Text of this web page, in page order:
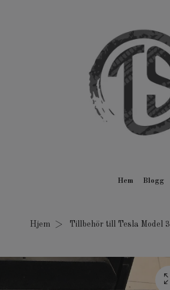
Hem Blogg
Hjem Tillbehör till Tesla Model 3